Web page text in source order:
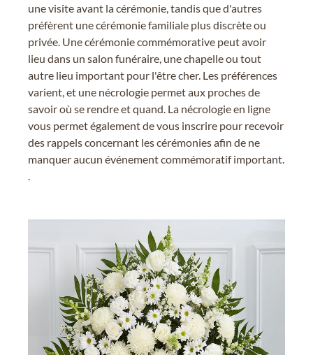
une visite avant la cérémonie, tandis que d'autres
préfèrent une cérémonie familiale plus discrète ou
privée. Une cérémonie commémorative peut avoir
lieu dans un salon funéraire, une chapelle ou tout
autre lieu important pour l'être cher. Les préférences
varient, et une nécrologie permet aux proches de
savoir où se rendre et quand. La nécrologie en ligne
vous permet également de vous inscrire pour recevoir
des rappels concernant les cérémonies afin de ne
manquer aucun événement commémoratif important.